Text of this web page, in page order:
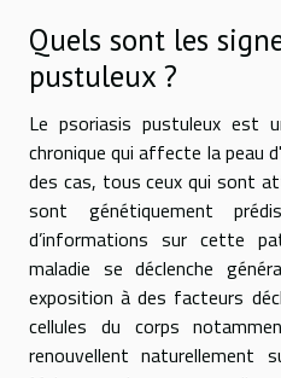
Quels sont les
pustuleux ?
Le psoriasis pustuleux est
chronique qui affecte la peau
des cas, tous ceux qui sont
sont génétiquement
d’informations sur cette
maladie se déclenche
exposition à des facteurs
cellules du corps
renouvellent naturellement